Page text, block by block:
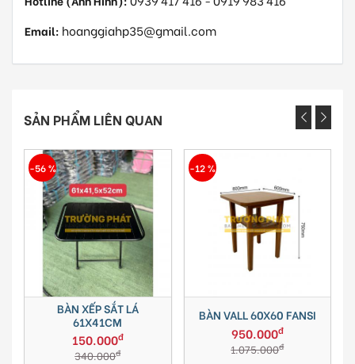
Email: hoanggiahp35@gmail.com
SẢN PHẨM LIÊN QUAN
-56 %
BÀN XẾP SẮT LÁ
61X41CM
150.000đ
340.000đ
-12 %
BÀN VALL 60X60 FANSI
950.000đ
1.075.000đ